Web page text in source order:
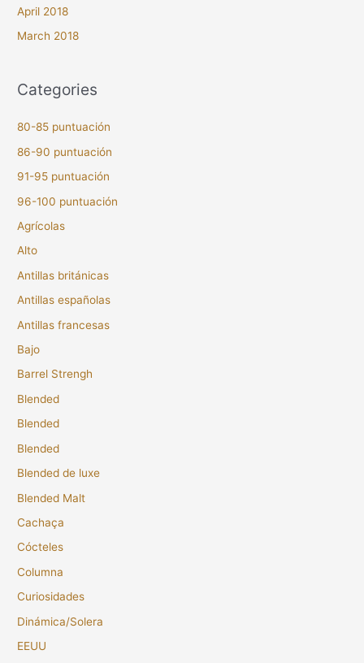
April 2018
March 2018
Categories
80-85 puntuación
86-90 puntuación
91-95 puntuación
96-100 puntuación
Agrícolas
Alto
Antillas británicas
Antillas españolas
Antillas francesas
Bajo
Barrel Strengh
Blended
Blended
Blended
Blended de luxe
Blended Malt
Cachaça
Cócteles
Columna
Curiosidades
Dinámica/Solera
EEUU